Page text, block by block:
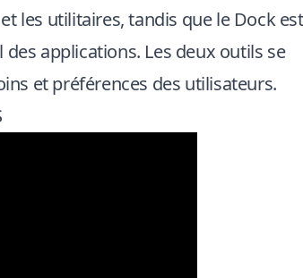
les utilitaires, tandis que le Dock est
applications. Les deux outils se
et préférences des utilisateurs.